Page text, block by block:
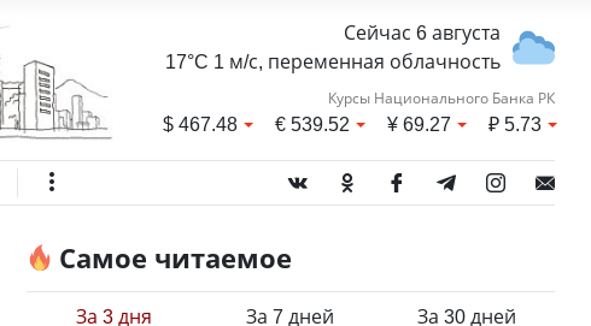
Сейчас 6 августа
17°C 1 м/с, переменная облачность
Курсы Национального Банка РК
$467.48 €539.52 ¥69.27 ₽5.73
Самое читаемое
За 3 дня За 7 дней За 30 дней